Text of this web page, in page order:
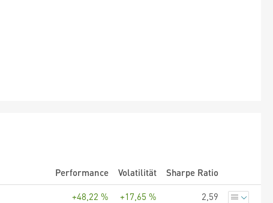
Performance Volatilität
Sharpe Ratio
+48,22 % +17,65 % 2,59